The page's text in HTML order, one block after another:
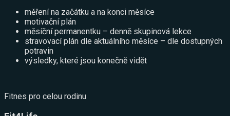
měření na začátku a na konci měsíce
motivační plán
měsíční permanentku – denně skupinová lekce
stravovací plán dle aktuálního měsíce – dle dostupných
potravin
výsledky, které jsou konečně vidět
Fitnes pro celou rodinu